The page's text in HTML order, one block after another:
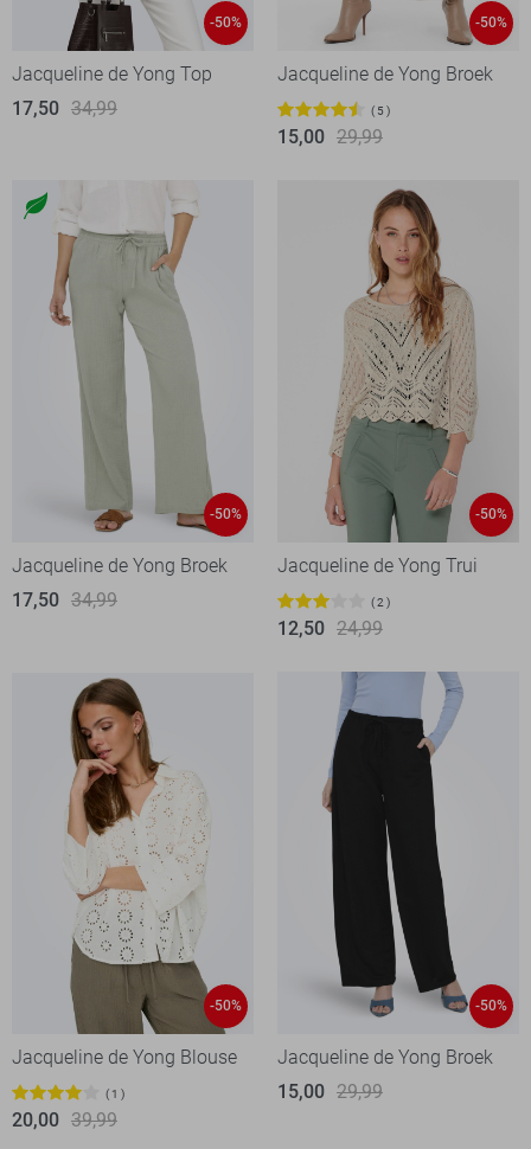
-50%
Jacqueline de Yong Top
17,50 34,99
-50%
Jacqueline de Yong Broek
5
15,00 29,99
-50%
Jacqueline de Yong Broek
17,50 34,99
-50%
Jacqueline de Yong Trui
2
12,50 24,99
-50%
Jacqueline de Yong Blouse
1
20,00 39,99
-50%
Jacqueline de Yong Broek
15,00 29,99